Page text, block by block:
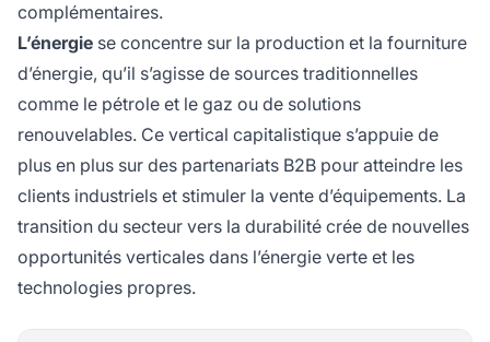
complémentaires.
L’énergie se concentre sur la production et la fourniture
d’énergie, qu’il s’agisse de sources traditionnelles
comme le pétrole et le gaz ou de solutions
renouvelables. Ce vertical capitalistique s’appuie de
plus en plus sur des partenariats B2B pour atteindre les
clients industriels et stimuler la vente d’équipements. La
transition du secteur vers la durabilité crée de nouvelles
opportunités verticales dans l’énergie verte et les
technologies propres.